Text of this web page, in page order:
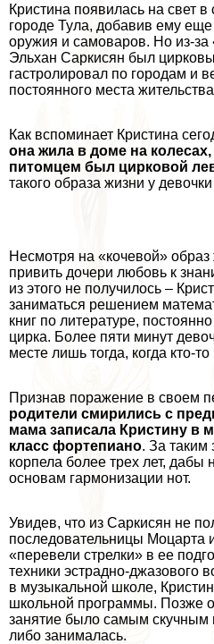
Кристина появилась на свет
городе Тула, добавив ему
оружия и самоваров. Но из-за
Эльхан Саркисян был
гастролировал по городам и
постоянного места
Как вспоминает Кристина
она жила в доме на
питомцем был цирковой
такого образа жизни у
Несмотря на «кочевой»
привить дочери любовь к
из этого не получилось –
заниматься решением
книг по литературе,
цирка. Более пяти минут
месте лишь тогда, когда кто-
Признав поражение в своем
родители смирились с
мама записала Кристину в
класс фортепиано. За таким
корпела более трех лет, дабы
основам гармонизации нот.
Увидев, что из Саркисян не
последовательницы Моцарта
«перевели стрелки» в ее
техники эстрадно-джазового
в музыкальной школе,
школьной программы. Позже
занятие было самым скучным
либо занималась.